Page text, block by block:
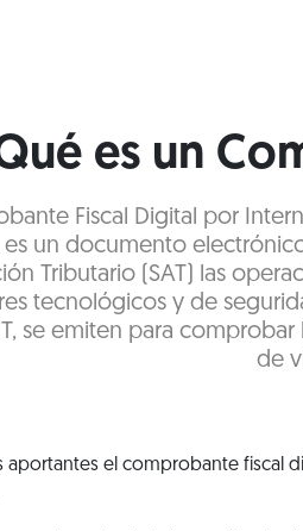
es un
Fiscal Digital por
es un documento
Tributario (SAT) las
tecnológicos y de
se emiten para
de
aportantes el comprobante